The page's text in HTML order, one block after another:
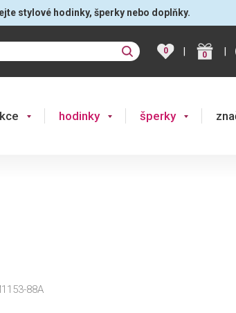
stylové hodinky, šperky nebo doplňky.
0 | 0 |
hodinky šperky
88A